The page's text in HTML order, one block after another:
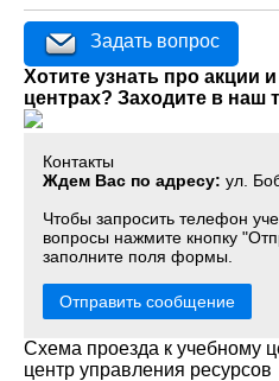
Задать вопрос
Хотите узнать про акции
центрах? Заходите в наш
Контакты
Ждем Вас по адресу: ул.
Чтобы запросить телефон
вопросы нажмите кнопку
заполните поля формы.
Отправить сообщение
Схема проезда к учебному
центр управления ресурсов